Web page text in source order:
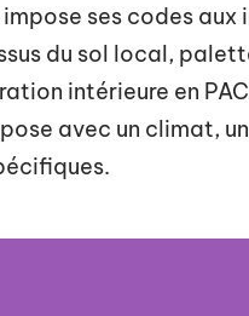
ses codes aux
du sol local,
intérieure en
avec un climat,